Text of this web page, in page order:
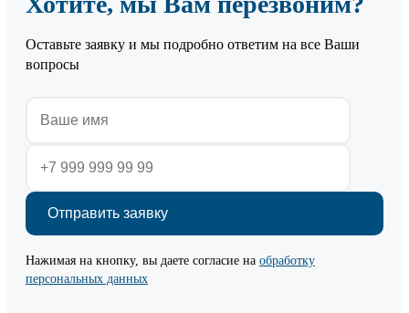
Оставьте заявку и мы подробно ответим на все Ваши
вопросы
Нажимая на кнопку, вы даете согласие на обработку
персональных данных